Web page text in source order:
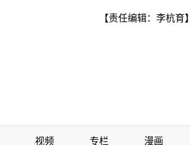
【责任编辑：李杭育】
视频 专栏 漫画